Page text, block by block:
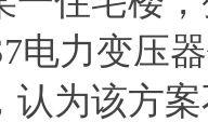
电力变压
认为该方